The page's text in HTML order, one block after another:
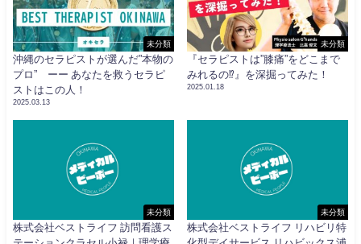
未分類
沖縄のセラピストが選んだ”本物の
プロ” ーー あなたを救うセラピ
ストはこの人！
2025.03.13
未分類
『セラピストは”膝痛”をどこまで
みれるの⁉︎』を深掘ってみた！
2025.01.18
未分類
株式会社ベストライフ 訪問看護ス
未分類
株式会社ベストライフ リハビリ特